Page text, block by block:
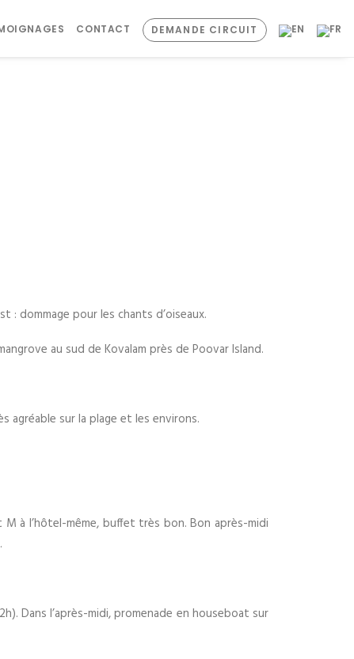
CONTACT DEMANDE CIRCUIT
: dommage pour les chants d’oiseaux.
au sud de Kovalam près de Poovar Island.
agréable sur la plage et les environs.
à l’hôtel-même, buffet très bon. Bon après-midi
Dans l’après-midi, promenade en houseboat sur